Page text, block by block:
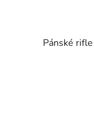
Pánské